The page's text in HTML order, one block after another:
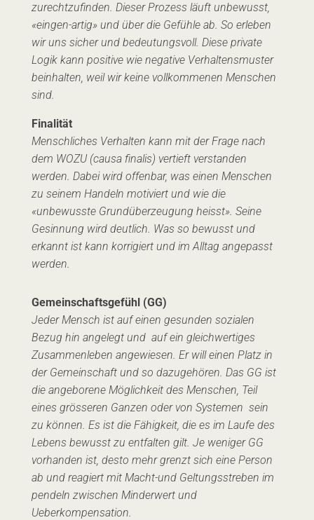
zurechtzufinden. Dieser Prozess läuft unbewusst,
«eingen-artig» und über die Gefühle ab. So erleben
wir uns sicher und bedeutungsvoll. Diese private
Logik kann positive wie negative Verhaltensmuster
beinhalten, weil wir keine vollkommenen Menschen
sind.
Finalität
Menschliches Verhalten kann mit der Frage nach
dem WOZU (causa finalis) vertieft verstanden
werden. Dabei wird offenbar, was einen Menschen
zu seinem Handeln motiviert und wie die
«unbewusste Grundüberzeugung heisst». Seine
Gesinnung wird deutlich. Was so bewusst und
erkannt ist kann korrigiert und im Alltag angepasst
werden.
Gemeinschaftsgefühl (GG)
Jeder Mensch ist auf einen gesunden sozialen
Bezug hin angelegt und auf ein gleichwertiges
Zusammenleben angewiesen. Er will einen Platz in
der Gemeinschaft und so dazugehören. Das GG ist
die angeborene Möglichkeit des Menschen, Teil
eines grösseren Ganzen oder von Systemen sein
zu können. Es ist die Fähigkeit, die es im Laufe des
Lebens bewusst zu entfalten gilt. Je weniger GG
vorhanden ist, desto mehr grenzt sich eine Person
ab und reagiert mit Macht-und Geltungsstreben im
pendeln zwischen Minderwert und
Ueberkompensation.